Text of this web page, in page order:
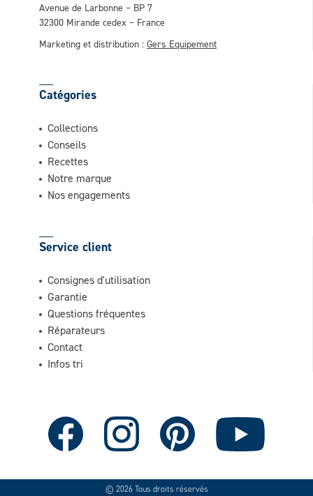
Avenue de Larbonne – BP 7
32300 Mirande cedex – France
Marketing et distribution : Gers Equipement
Catégories
Collections
Conseils
Recettes
Notre marque
Nos engagements
Service client
Consignes d'utilisation
Garantie
Questions fréquentes
Réparateurs
Contact
Infos tri
© 2026 Tous droits réservés